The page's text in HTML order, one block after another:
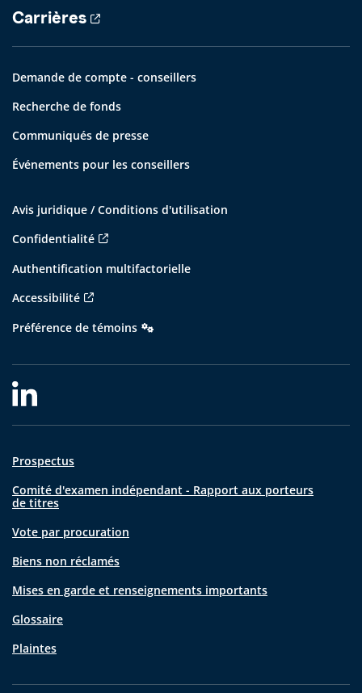
Carrières
Demande de compte - conseillers
Recherche de fonds
Communiqués de presse
Événements pour les conseillers
Avis juridique / Conditions d'utilisation
Confidentialité
Authentification multifactorielle
Accessibilité
Préférence de témoins
Prospectus
Comité d'examen indépendant - Rapport aux porteurs
de titres
Vote par procuration
Biens non réclamés
Mises en garde et renseignements importants
Glossaire
Plaintes